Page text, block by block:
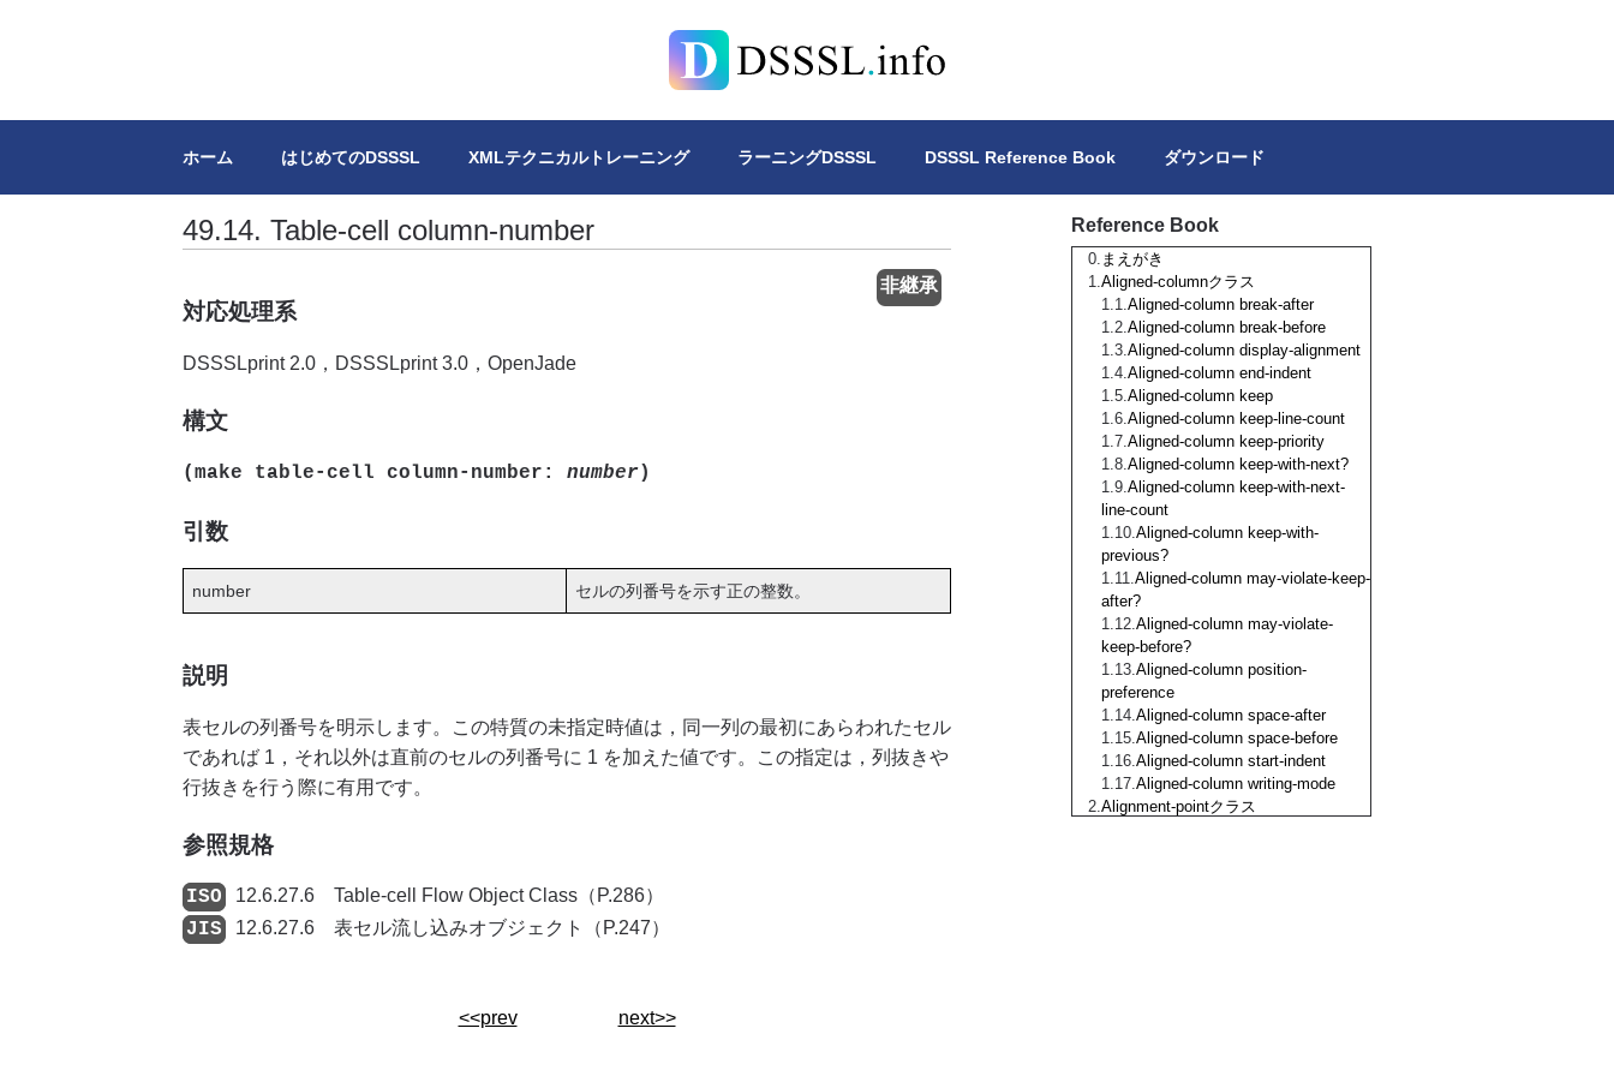
DSSSL.info
ホーム はじめてのDSSSL XMLテクニカルトレーニング ラーニングDSSSL DSSSL Reference Book ダウンロード
49.14. Table-cell column-number
非継承
対応処理系
DSSSLprint 2.0，DSSSLprint 3.0，OpenJade
構文
(make table-cell column-number: number)
引数
number セルの列番号を示す正の整数。
説明
表セルの列番号を明示します。この特質の未指定時値は，同一列の最初にあらわれたセル
であれば 1，それ以外は直前のセルの列番号に 1 を加えた値です。この指定は，列抜きや
行抜きを行う際に有用です。
参照規格
12.6.27.6 Table-cell Flow Object Class（P.286）
12.6.27.6 表セル流し込みオブジェクト（P.247）
<<prev next>>
Reference Book
まえがき
Aligned-columnクラス
Aligned-column break-after
Aligned-column break-before
Aligned-column display-alignment
Aligned-column end-indent
Aligned-column keep
Aligned-column keep-line-count
Aligned-column keep-priority
Aligned-column keep-with-next?
Aligned-column keep-with-next-
line-count
Aligned-column keep-with-
previous?
Aligned-column may-violate-keep-
after?
Aligned-column may-violate-
keep-before?
Aligned-column position-
preference
Aligned-column space-after
Aligned-column space-before
Aligned-column start-indent
Aligned-column writing-mode
Alignment-pointクラス